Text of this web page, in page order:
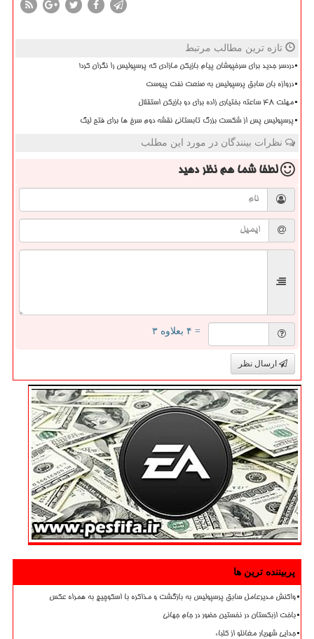
تازه ترین مطالب مرتبط
دردسر جدید برای سرخپوشان پیام بازیکن مازادی که پرسپولیس را نگران کرد!
دروازه بان سابق پرسپولیس به صنعت نفت پیوست
مهلت 48 ساعته بختیاری زاده برای دو بازیکن استقلال
پرسپولیس پس از شکست بزرگ تابستانی نقشه دوم سرخ ها برای فتح لیگ
نظرات بینندگان در مورد این مطلب
لطفا شما همنظر دهید
= ۴ بعلاوه ۳
ارسال نظر
پربیننده ترین ها
واکنش مدیرعامل سابق پرسپولیس به بازگشت و مذاکره با اسکوچیچ به همراه عکس
باخت ازبکستان در نخستین حضور در جام جهانی
جدایی شهریار مغانلو از کلباء